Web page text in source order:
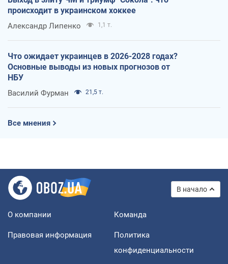
происходит в украинском хоккее
Александр Липенко 1,1 т.
Что ожидает украинцев в 2026-2028 годах?
Основные выводы из новых прогнозов от
НБУ
Василий Фурман 21,5 т.
Все мнения
В начало
О компании Команда
Правовая информация
Политика
конфиденциальности